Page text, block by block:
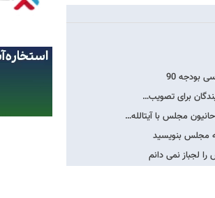
برای تصویب…
لجباز نمی دانم